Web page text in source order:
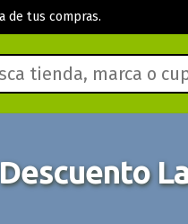
de tus compras.